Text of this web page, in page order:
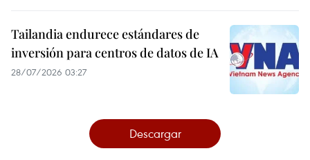
Tailandia endurece estándares de
inversión para centros de datos de IA
28/07/2026 03:27
Descargar